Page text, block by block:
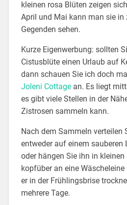
kleinen rosa Blüten zeigen
April und Mai kann man sie in
Gegenden sehen.
Kurze Eigenwerbung: sollten
Cistusblüte einen Urlaub auf
dann schauen Sie ich doch
Joleni Cottagean. Es liegt
es gibt viele Stellen in der
Zistrosen sammeln kann.
Nach dem Sammeln verteilen
entweder auf einem sauberen
oder hängen Sie ihn in
kopfüber an eine
er in der Frühlingsbrise
mehrere Tage.